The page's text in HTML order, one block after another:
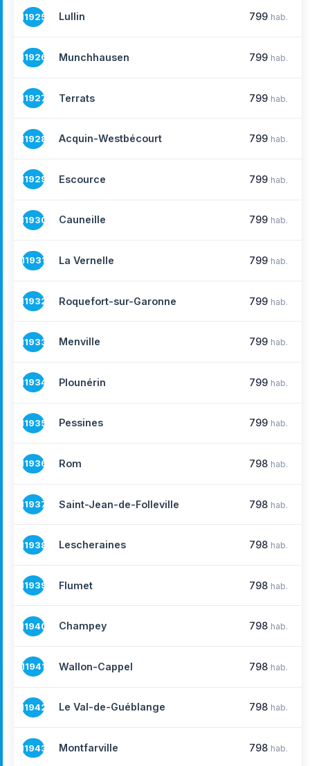
11925 Lullin 799 hab.
11926 Munchhausen 799 hab.
11927 Terrats 799 hab.
11928 Acquin-Westbécourt 799 hab.
11929 Escource 799 hab.
11930 Cauneille 799 hab.
11931 La Vernelle 799 hab.
11932 Roquefort-sur-Garonne 799 hab.
11933 Menville 799 hab.
11934 Plounérin 799 hab.
11935 Pessines 799 hab.
11936 Rom 798 hab.
11937 Saint-Jean-de-Folleville 798 hab.
11938 Lescheraines 798 hab.
11939 Flumet 798 hab.
11940 Champey 798 hab.
11941 Wallon-Cappel 798 hab.
11942 Le Val-de-Guéblange 798 hab.
11943 Montfarville 798 hab.